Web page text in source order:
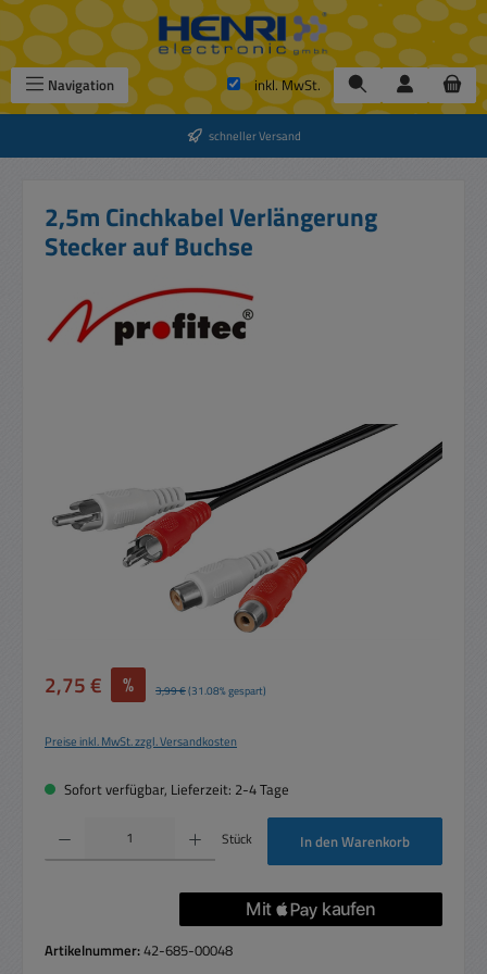
Zum Hauptinhalt springen
Navigation inkl. MwSt.
schneller Versand
2,5m Cinchkabel Verlängerung
Stecker auf Buchse
Verkaufspreis:
2,75 € % Regulärer Preis:
3,99 €(31.08% gespart)
Preise inkl. MwSt. zzgl. Versandkosten
Sofort verfügbar, Lieferzeit: 2-4 Tage
Produkt Anzahl: Gib den gewünschten Wert ein oder benutze die Schaltflächen um
Stück In den Warenkorb
Artikelnummer:42-685-00048